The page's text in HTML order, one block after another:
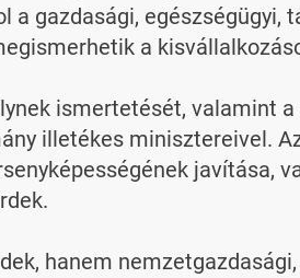
a gazdasági,
a
ismertetését, valamint
illetékes minisztereivel.
javítása,
hanem